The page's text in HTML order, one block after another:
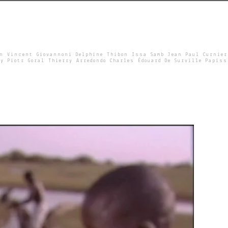
Vincent Giovannoni Delphine Thibon Issa Samb Jean Paul Curnier
Piotr Goral Thierry Arredondo Charles Édouard De Surville Papiss